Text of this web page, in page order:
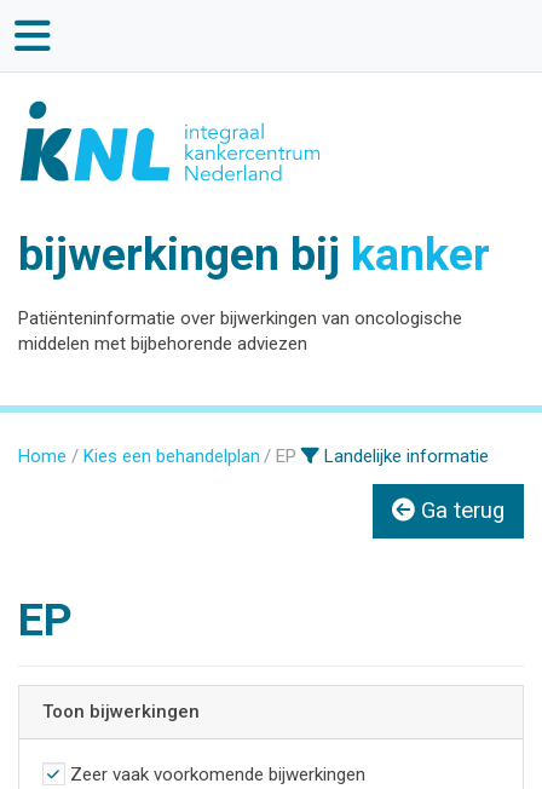
bijwerkingen bij kanker
Patiënteninformatie over bijwerkingen van oncologische
middelen met bijbehorende adviezen
Home Kies een behandelplan EP Landelijke informatie
Ga terug
EP
Toon bijwerkingen
Zeer vaak voorkomende bijwerkingen